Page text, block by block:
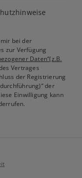
bei der
zur Verfügung
Daten“(z.B.
Vertrages
der Registrierung
der
Einwilligung kann